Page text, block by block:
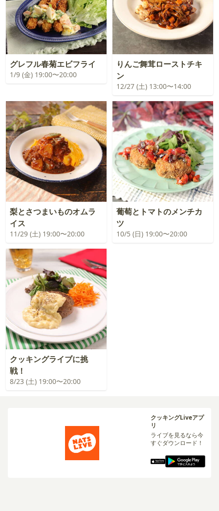
グレフル春菊エビフライ
1/9 (金) 19:00〜20:00
りんご舞茸ローストチキ
ン
12/27 (土) 13:00〜14:00
梨とさつまいものオムラ
イス
11/29 (土) 19:00〜20:00
葡萄とトマトのメンチカ
ツ
10/5 (日) 19:00〜20:00
クッキングライブに挑
戦！
8/23 (土) 19:00〜20:00
クッキングLiveアプ
リ
ライブを見るなら今
すぐダウンロード！